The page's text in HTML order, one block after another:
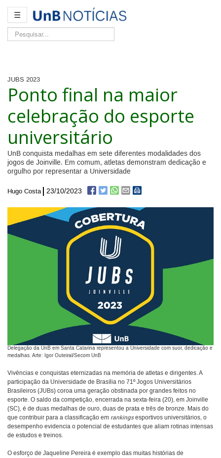
☰
Pesquisar...
JUBS 2023
Ponto final na maior
celebração do esporte
universitário
UnB conquista medalhas em sete diferentes modalidades dos
jogos de Joinville. Em comum, atletas demonstram dedicação e
orgulho por representar a Universidade
Hugo Costa 23/10/2023
Delegação da UnB em Santa Catarina representou a Universidade com suor, dedicação e
medalhas. Arte: Igor Outeiral/Secom UnB
Vivências e conquistas eternizadas na memória de atletas e dirigentes. A
participação da Universidade de Brasília no 71º Jogos Universitários
Brasileiros (JUBs) coroa uma geração obstinada por grandes feitos no
esporte. O saldo da competição, encerrada na sexta-feira (20), em Joinville
(SC), é de duas medalhas de ouro, duas de prata e três de bronze. Mais do
que contribuir para a classificação em rankingsesportivos universitários, o
desempenho evidencia o potencial de estudantes que aliam rotinas intensas
de estudos e treinos.
O esforço de Jaqueline Pereira é exemplo das muitas histórias de